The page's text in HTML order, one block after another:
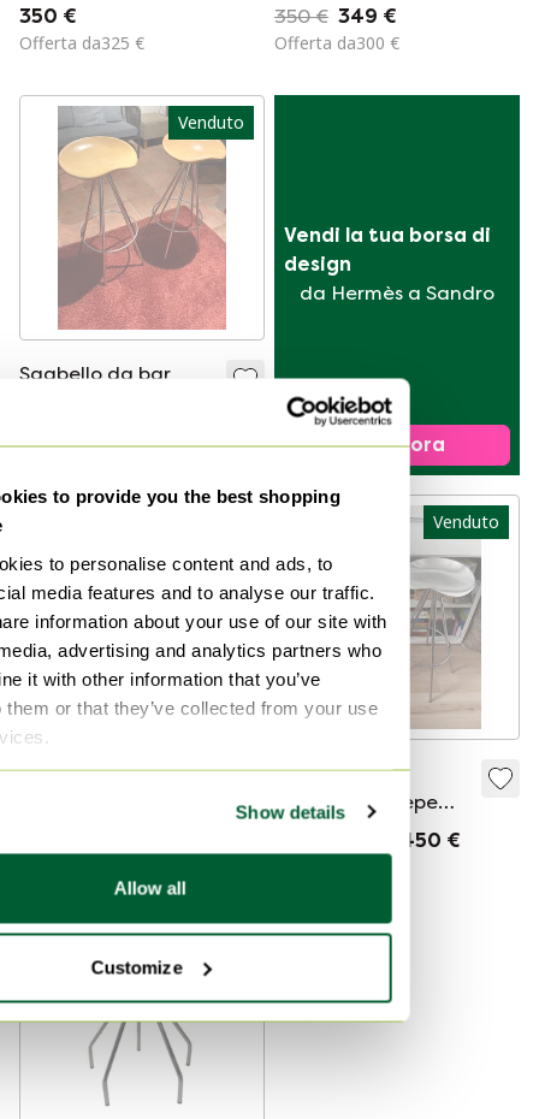
to provide you the best shopping
to personalise content and ads, to
media features and to analyse our traffic.
information about your use of our site with
advertising and analytics partners who
it with other information that you’ve
them or that they’ve collected from your use
Show details
Allow all
Customize
design Knoll Amat-3
350 €
Offerta da325 €
Jorge Pensi
350 € 349 €
Offerta da300 €
Venduto
Sgabello da bar
Venduto per400 €
Vendi la tua borsa di
design
da Hermès a Sandro
Vendi ora
4 sedie Toledo di
Venduto
2x Sgabello
Jamaica di Pepe
Cortes per Amat
Venduto per450 €
Venduto